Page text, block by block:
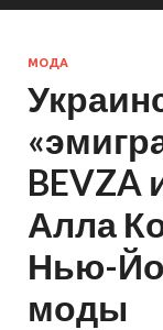
МОДА
BEVZA
Алла
Нью-
моды